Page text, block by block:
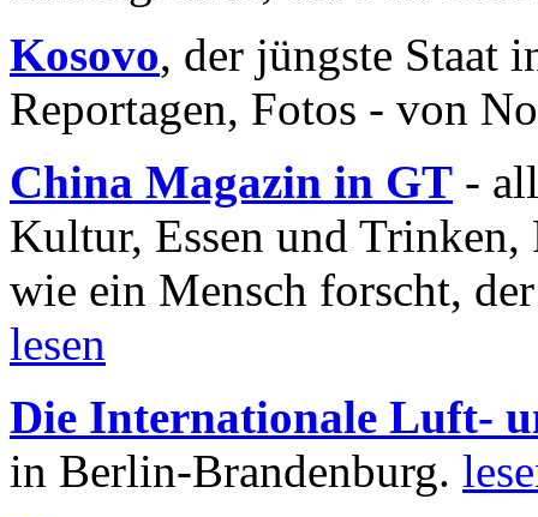
Kosovo, der jüngste Staat
Reportagen, Fotos - von
China Magazin in GT -
Kultur, Essen und
wie ein Mensch forscht,
lesen
Die Internationale Luft-
in Berlin-Brandenburg.